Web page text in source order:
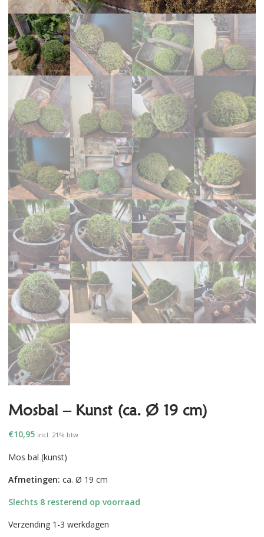
Mosbal – Kunst (ca. Ø 19 cm)
€10,95 incl. 21% btw
Mos bal (kunst)
Afmetingen: ca. Ø 19 cm
Slechts 8 resterend op voorraad
Verzending 1-3 werkdagen